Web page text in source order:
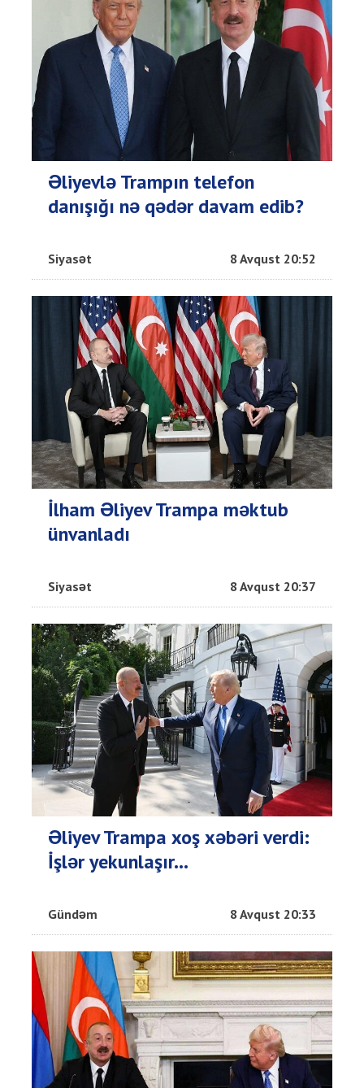
Əliyevlə Trampın telefon
danışığı nə qədər davam edib?
Siyasət 8 Avqust 20:52
İlham Əliyev Trampa məktub
ünvanladı
Siyasət 8 Avqust 20:37
Əliyev Trampa xoş xəbəri verdi:
İşlər yekunlaşır...
Gündəm 8 Avqust 20:33